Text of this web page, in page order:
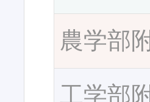
農学部
工学部